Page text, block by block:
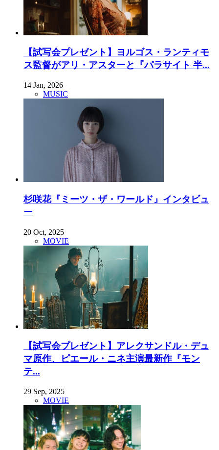
【試写会プレゼント】ヨルゴス・ランティモ
ス監督がアリ・アスターと『パラサイト 半...
14 Jan, 2026
MUSIC
杉咲花『ミーツ・ザ・ワールド』インタビュ
ー
20 Oct, 2025
MOVIE
【試写会プレゼント】アレクサンドル・デュ
マ原作、ピエール・ニネ主演最新作『モン
テ...
29 Sep, 2025
MOVIE